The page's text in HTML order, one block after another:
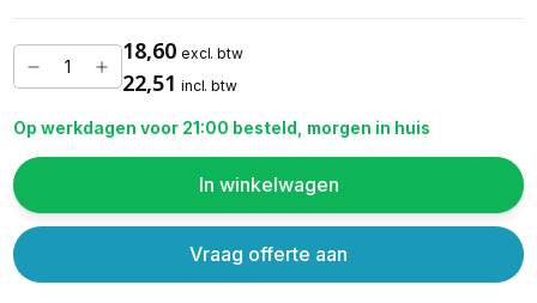
18,60 excl. btw
22,51 incl. btw
Op werkdagen voor 21:00 besteld, morgen in huis
In winkelwagen
Vraag offerte aan